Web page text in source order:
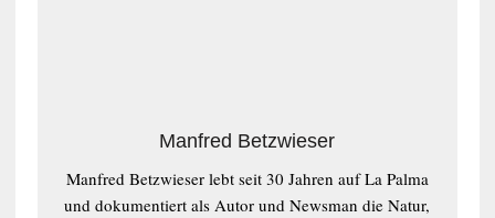
Manfred Betzwieser
Manfred Betzwieser lebt seit 30 Jahren auf La Palma
und dokumentiert als Autor und Newsman die Natur,